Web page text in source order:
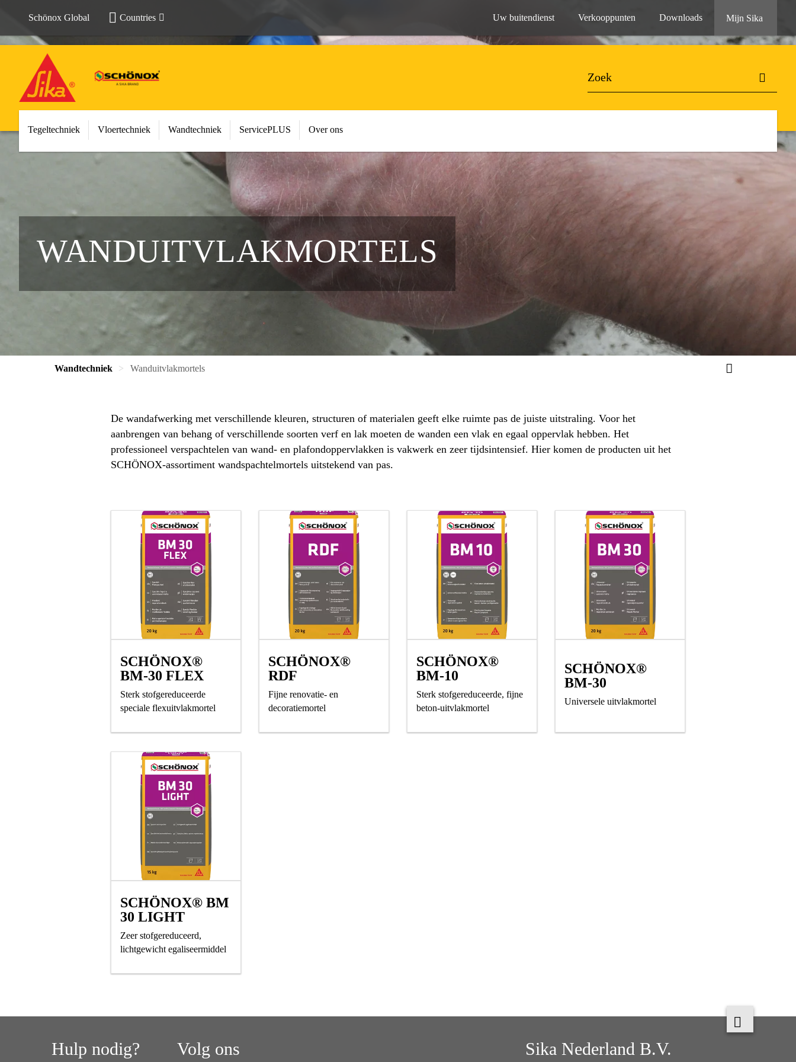
Schönox Global Countries Uw buitendienst Verkooppunten Downloads Mijn Sika
Tegeltechniek Vloertechniek Wandtechniek ServicePLUS Over ons
WANDUITVLAKMORTELS
Wandtechniek Wanduitvlakmortels
De wandafwerking met verschillende kleuren, structuren of materialen geeft elke ruimte pas de juiste uitstraling. Voor het
aanbrengen van behang of verschillende soorten verf en lak moeten de wanden een vlak en egaal oppervlak hebben. Het
professioneel verspachtelen van wand- en plafondoppervlakken is vakwerk en zeer tijdsintensief. Hier komen de producten uit het
SCHÖNOX‑assortiment wandspachtelmortels uitstekend van pas.
SCHÖNOX®
BM-30 FLEX
Sterk stofgereduceerde
speciale flexuitvlakmortel
SCHÖNOX®
RDF
Fijne renovatie- en
decoratiemortel
SCHÖNOX®
BM-10
Sterk stofgereduceerde, fijne
beton-uitvlakmortel
SCHÖNOX®
BM-30
Universele uitvlakmortel
SCHÖNOX® BM
30 LIGHT
Zeer stofgereduceerd,
lichtgewicht egaliseermiddel
Hulp nodig? Volg ons Sika Nederland B.V.